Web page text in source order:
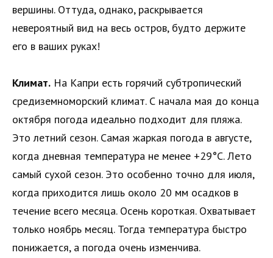
вершины. Оттуда, однако, раскрывается
невероятный вид на весь остров, будто держите
его в ваших руках!
Климат. На Капри есть горячий субтропический
средиземноморский климат. С начала мая до конца
октября погода идеально подходит для пляжа.
Это летний сезон. Самая жаркая погода в августе,
когда дневная температура не менее +29°C. Лето
самый сухой сезон. Это особенно точно для июля,
когда приходится лишь около 20 мм осадков в
течение всего месяца. Осень короткая. Охватывает
только ноябрь месяц. Тогда температура быстро
понижается, а погода очень изменчива.